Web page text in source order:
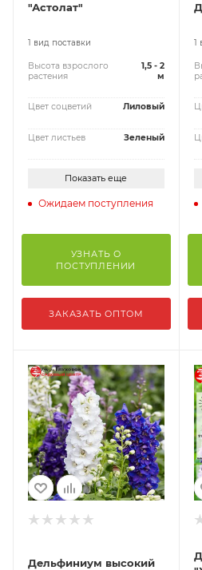
"Астолат"
1 вид поставки
Высота взрослого
растения
1,5 - 2
м
Цвет соцветий Лиловый
Цвет листьев Зеленый
Показать еще
Ожидаем поступления
УЗНАТЬ О
ПОСТУПЛЕНИИ
ЗАКАЗАТЬ ОПТОМ
1
Дельфиниум высокий